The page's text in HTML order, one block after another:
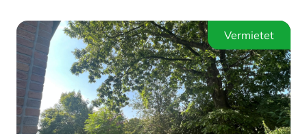
Vermietet